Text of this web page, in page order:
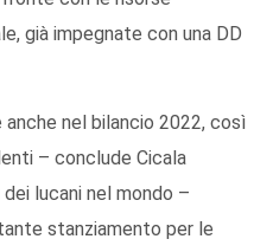
già impegnate con una DD
anche nel bilancio 2022, così
– conclude Cicala
lucani nel mondo –
stanziamento per le